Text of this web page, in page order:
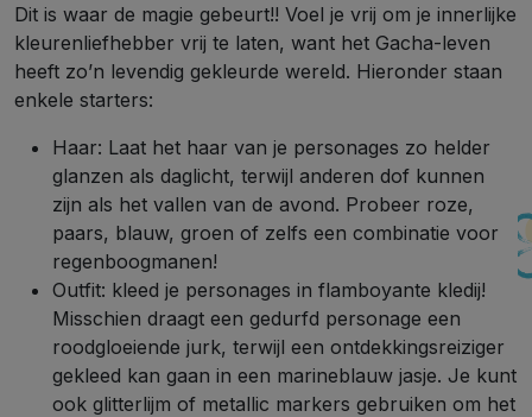
Dit is waar de magie gebeurt!! Voel je vrij om je innerlijke
kleurenliefhebber vrij te laten, want het Gacha-leven
heeft zo’n levendig gekleurde wereld. Hieronder staan
enkele starters:
Haar: Laat het haar van je personages zo helder
glanzen als daglicht, terwijl anderen dof kunnen
zijn als het vallen van de avond. Probeer roze,
paars, blauw, groen of zelfs een combinatie voor
regenboogmanen!
Outfit: kleed je personages in flamboyante kledij!
Misschien draagt een gedurfd personage een
roodgloeiende jurk, terwijl een ontdekkingsreiziger
gekleed kan gaan in een marineblauw jasje. Je kunt
ook glitterlijm of metallic markers gebruiken om het